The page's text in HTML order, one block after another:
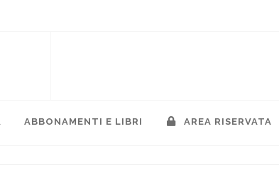
ABBONAMENTI E LIBRI AREA RISERVATA